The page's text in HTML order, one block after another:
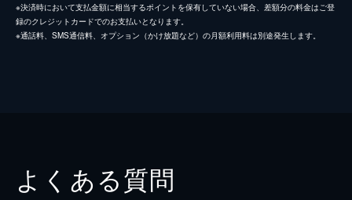
※決済時において支払金額に相当するポイントを保有していない場合、差額分の料金はご登
録のクレジットカードでのお支払いとなります。
※通話料、SMS通信料、オプション（かけ放題など）の月額利用料は別途発生します。
よくある質問